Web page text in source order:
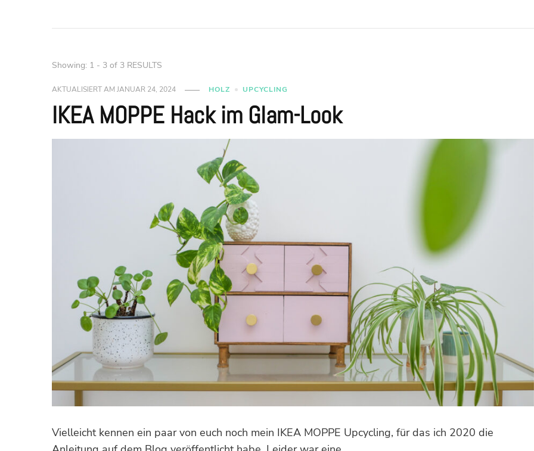
Showing: 1 - 3 of 3 RESULTS
AKTUALISIERT AMJANUAR 24, 2024 HOLZ UPCYCLING
IKEA MOPPE Hack im Glam-Look
Vielleicht kennen ein paar von euch noch mein IKEA MOPPE Upcycling, für das ich 2020 die